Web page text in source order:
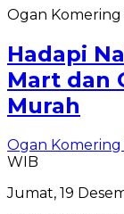
Ogan
Hadapi
Mart dan
Murah
Ogan
WIB
Jumat, 19